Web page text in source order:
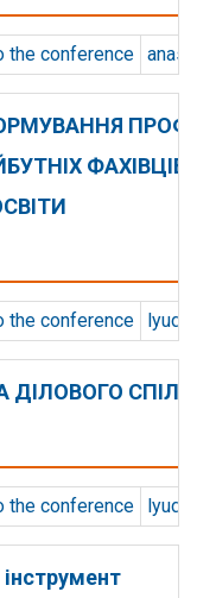
the conference
ФАХІВЦІВ
the conference
ДІЛОВОГО
the conference